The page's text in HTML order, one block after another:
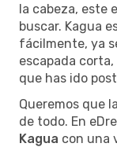
la cabeza, este
buscar. Kagua
fácilmente, ya
escapada
que has ido
Queremos que
de todo. En
Kagua con una